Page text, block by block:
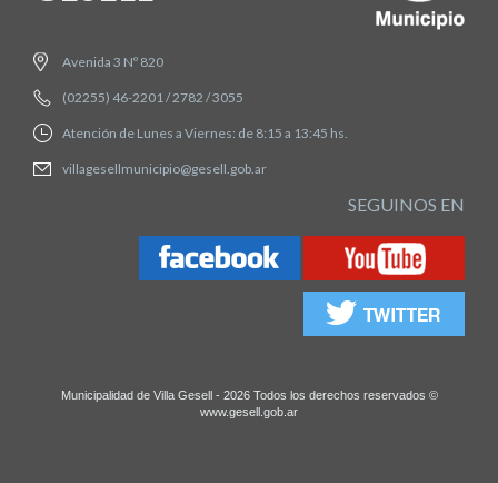
Avenida 3 Nº 820
(02255) 46-2201 / 2782 / 3055
Atención de Lunes a Viernes: de 8:15 a 13:45 hs.
villagesellmunicipio@gesell.gob.ar
SEGUINOS EN
Municipalidad de Villa Gesell - 2026 Todos los derechos reservados ©
www.gesell.gob.ar